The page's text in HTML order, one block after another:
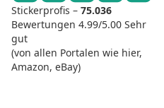
Stickerprofis – 75.036
Bewertungen 4.99/5.00 Sehr
gut
(von allen Portalen wie hier,
Amazon, eBay)